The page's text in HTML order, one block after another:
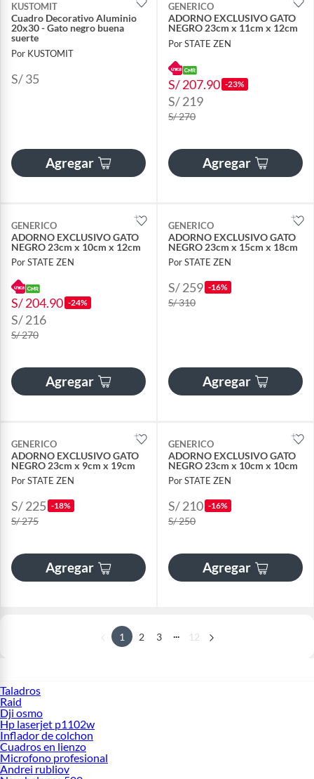
KUSTOMIT
Cuadro Decorativo Aluminio
20x30 - Gato negro buena
suerte
Por KUSTOMIT
S/ 35
Agregar
GENERICO
ADORNO EXCLUSIVO GATO
NEGRO 23cm x 11cm x 12cm
Por STATE ZEN
S/ 207.90 -23%
S/ 219
S/ 270
Agregar
GENERICO
ADORNO EXCLUSIVO GATO
NEGRO 23cm x 10cm x 12cm
Por STATE ZEN
S/ 204.90 -24%
S/ 216
S/ 270
Agregar
GENERICO
ADORNO EXCLUSIVO GATO
NEGRO 23cm x 15cm x 18cm
Por STATE ZEN
S/ 259 -16%
S/ 310
Agregar
GENERICO
ADORNO EXCLUSIVO GATO
NEGRO 23cm x 9cm x 19cm
Por STATE ZEN
S/ 225 -18%
S/ 275
Agregar
GENERICO
ADORNO EXCLUSIVO GATO
NEGRO 23cm x 10cm x 10cm
Por STATE ZEN
S/ 210 -16%
S/ 250
Agregar
1 2 3 12
Taladros
Raid
Dji osmo
Hp laserjet p1102w
Inflador de colchon
Cuadros en lienzo
Microfono profesional
Andrei rubliov